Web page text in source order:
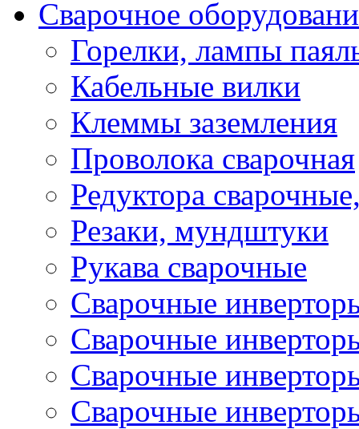
Сварочное
Горелки, лампы
Кабельные вилки
Клеммы заземления
Проволока сварочная
Редуктора
Резаки, мундштуки
Рукава сварочные
Сварочные
Сварочные
Сварочные
Сварочные